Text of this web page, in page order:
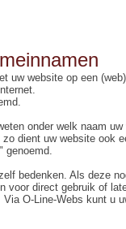
uw website op een
onder welk naam
dient uw website ook
" genoemd.
bedenken. Als deze
voor direct gebruik of
Via O-Line-Webs kunt u